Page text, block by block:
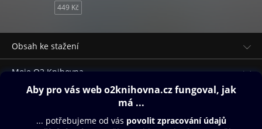
449 Kč
Obsah ke stažení
Moje O2 Knihovna
Další zábava